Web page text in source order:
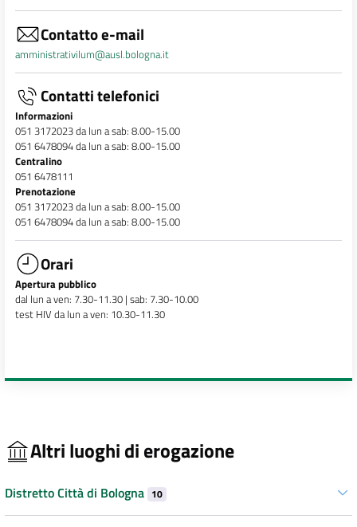
Contatto e-mail
amministrativilum@ausl.bologna.it
Contatti telefonici
Informazioni
051 3172023 da lun a sab: 8.00-15.00
051 6478094 da lun a sab: 8.00-15.00
Centralino
051 6478111
Prenotazione
051 3172023 da lun a sab: 8.00-15.00
051 6478094 da lun a sab: 8.00-15.00
Orari
Apertura pubblico
dal lun a ven: 7.30-11.30 | sab: 7.30-10.00
test HIV da lun a ven: 10.30-11.30
Altri luoghi di erogazione
Distretto Città di Bologna 10